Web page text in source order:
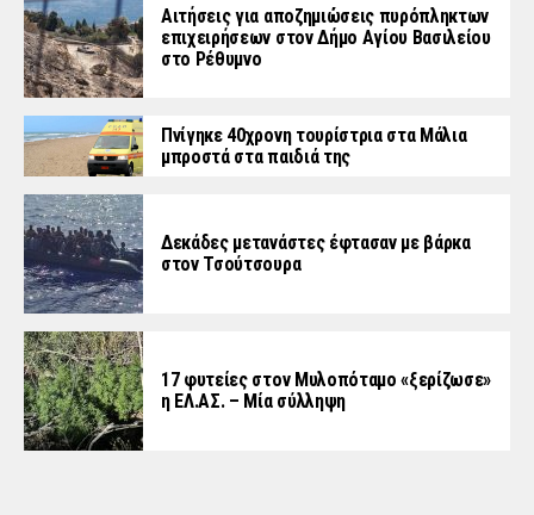
Αιτήσεις για αποζημιώσεις πυρόπληκτων
επιχειρήσεων στον Δήμο Αγίου Βασιλείου
στο Ρέθυμνο
Πνίγηκε 40χρονη τουρίστρια στα Μάλια
μπροστά στα παιδιά της
Δεκάδες μετανάστες έφτασαν με βάρκα
στον Τσούτσουρα
17 φυτείες στον Μυλοπόταμο «ξερίζωσε»
η ΕΛ.ΑΣ. – Μία σύλληψη